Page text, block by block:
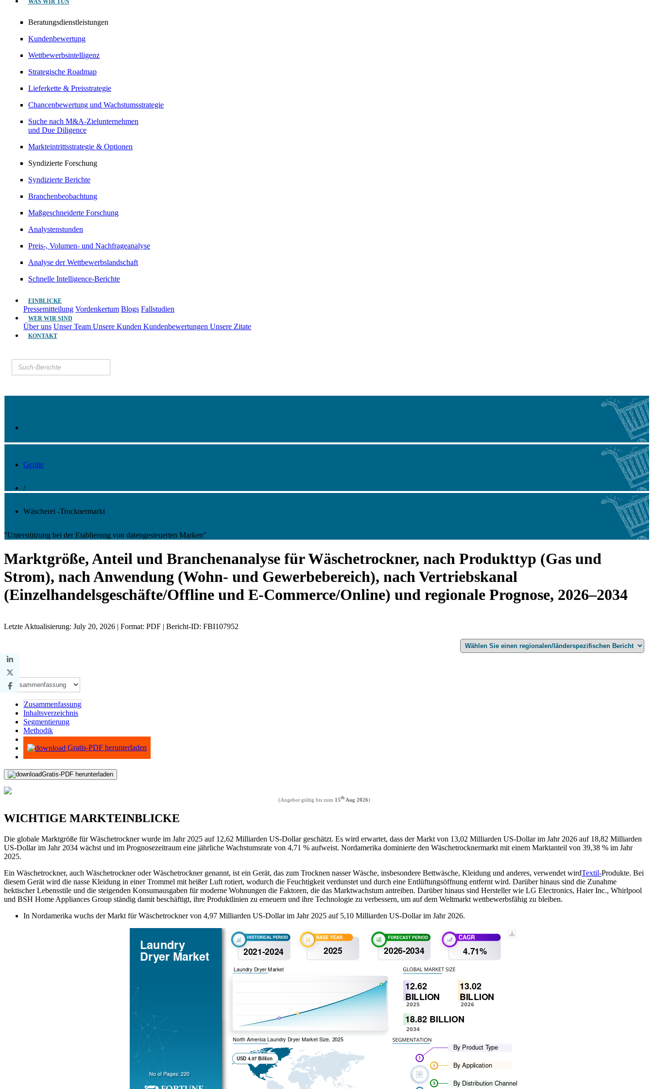
WAS WIR TUN
Beratungsdienstleistungen
Kundenbewertung
Wettbewerbsintelligenz
Strategische Roadmap
Lieferkette & Preisstrategie
Chancenbewertung und Wachstumsstrategie
Suche nach M&A-Zielunternehmen
und Due Diligence
Markteintrittsstrategie & Optionen
Syndizierte Forschung
Syndizierte Berichte
Branchenbeobachtung
Maßgeschneiderte Forschung
Analystenstunden
Preis-, Volumen- und Nachfrageanalyse
Analyse der Wettbewerbslandschaft
Schnelle Intelligence-Berichte
EINBLICKE
Pressemitteilung Vordenkertum Blogs Fallstudien
WER WIR SIND
Über uns Unser Team Unsere Kunden Kundenbewertungen Unsere Zitate
KONTAKT
Geräte
/
Wäscherei -Trocknermarkt
"Unterstützung bei der Etablierung von datengesteuerten Marken"
Marktgröße, Anteil und Branchenanalyse für Wäschetrockner, nach Produkttyp (Gas und
Strom), nach Anwendung (Wohn- und Gewerbebereich), nach Vertriebskanal
(Einzelhandelsgeschäfte/Offline und E-Commerce/Online) und regionale Prognose, 2026–2034
Letzte Aktualisierung: July 20, 2026 | Format: PDF | Bericht-ID: FBI107952
Zusammenfassung
Inhaltsverzeichnis
Segmentierung
Methodik
Infografiken
Gratis-PDF herunterladen
Gratis-PDF herunterladen
(Angebot gültig bis zum 15thAug 2026)
WICHTIGE MARKTEINBLICKE
Die globale Marktgröße für Wäschetrockner wurde im Jahr 2025 auf 12,62 Milliarden US-Dollar geschätzt. Es wird erwartet, dass der Markt von 13,02 Milliarden US-Dollar im Jahr 2026 auf 18,82 Milliarden
US-Dollar im Jahr 2034 wächst und im Prognosezeitraum eine jährliche Wachstumsrate von 4,71 % aufweist. Nordamerika dominierte den Wäschetrocknermarkt mit einem Marktanteil von 39,38 % im Jahr
2025.
Ein Wäschetrockner, auch Wäschetrockner oder Wäschetrockner genannt, ist ein Gerät, das zum Trocknen nasser Wäsche, insbesondere Bettwäsche, Kleidung und anderes, verwendet wirdTextil-Produkte. Bei
diesem Gerät wird die nasse Kleidung in einer Trommel mit heißer Luft rotiert, wodurch die Feuchtigkeit verdunstet und durch eine Entlüftungsöffnung entfernt wird. Darüber hinaus sind die Zunahme
hektischer Lebensstile und die steigenden Konsumausgaben für moderne Wohnungen die Faktoren, die das Marktwachstum antreiben. Darüber hinaus sind Hersteller wie LG Electronics, Haier Inc., Whirlpool
und BSH Home Appliances Group ständig damit beschäftigt, ihre Produktlinien zu erneuern und ihre Technologie zu verbessern, um auf dem Weltmarkt wettbewerbsfähig zu bleiben.
In Nordamerika wuchs der Markt für Wäschetrockner von 4,97 Milliarden US-Dollar im Jahr 2025 auf 5,10 Milliarden US-Dollar im Jahr 2026.